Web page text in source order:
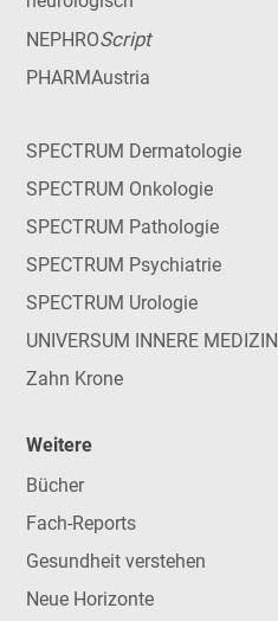
NEPHROScript
PHARMAustria
SPECTRUM Dermatologie
SPECTRUM Onkologie
SPECTRUM Pathologie
SPECTRUM Psychiatrie
SPECTRUM Urologie
UNIVERSUM INNERE MEDIZIN
Zahn Krone
Weitere
Bücher
Fach-Reports
Gesundheit verstehen
Neue Horizonte